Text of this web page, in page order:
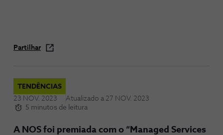
Partilhar
TENDÊNCIAS
23 NOV. 2023
Atualizado a 27 NOV. 2023
5 minutos de leitura
A NOS foi premiada com o “Managed Services